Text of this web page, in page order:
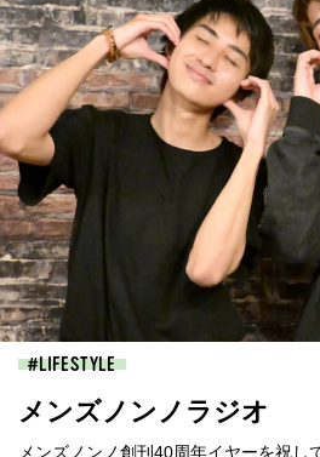
LIFESTYLE
メンズノンノラジオ
メンズノンノ創刊40周年イヤーを祝し